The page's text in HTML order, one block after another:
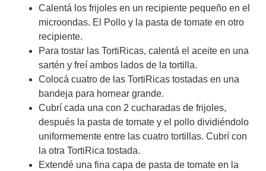
Calentá los frijoles en un recipiente pequeño en el
microondas. El Pollo y la pasta de tomate en otro
recipiente.
Para tostar las TortiRicas, calentá el aceite en una
sartén y freí ambos lados de la tortilla.
Colocá cuatro de las TortiRicas tostadas en una
bandeja para hornear grande.
Cubrí cada una con 2 cucharadas de frijoles,
después la pasta de tomate y el pollo dividiéndolo
uniformemente entre las cuatro tortillas. Cubrí con
la otra TortiRica tostada.
Extendé una fina capa de pasta de tomate en la